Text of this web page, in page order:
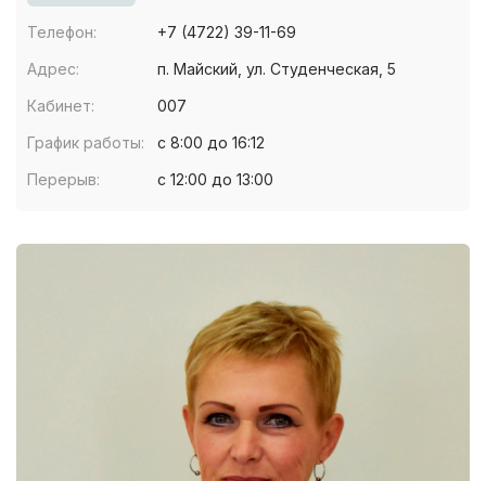
Телефон:
+7 (4722) 39-11-69
Адрес:
п. Майский, ул. Студенческая, 5
Кабинет:
007
График работы:
с 8:00 до 16:12
Перерыв:
с 12:00 до 13:00